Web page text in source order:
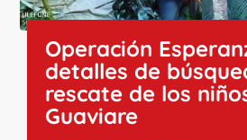
Operación
detalles de
rescate de los
Guaviare